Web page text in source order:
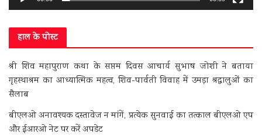
हाल के पोस्ट
श्री शिव महापुराण कथा के सप्तम दिवस आचार्य सुभाष जोशी ने बताया
गृहस्थाश्रम का आध्यात्मिक महत्व, शिव-पार्वती विवाह में उमड़ा श्रद्धालुओं का
सैलाब
बीएलओ अनावश्यक दस्तावेज न मांगें, प्रत्येक सुनवाई का तत्काल बीएलओ एप
और ईआरओ नेट पर करें अपडेट